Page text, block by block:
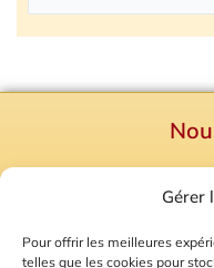
Gérer
Pour offrir les meilleures
telles que les cookies pour
Mentions